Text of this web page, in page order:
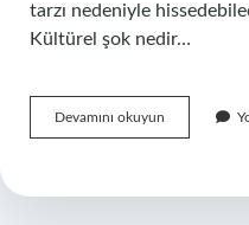
tarzı nedeniyle
Kültürel şok nedir…
Devamını okuyun
Şoku